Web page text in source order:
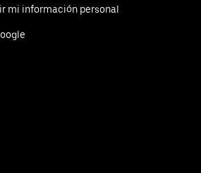
mi información personal